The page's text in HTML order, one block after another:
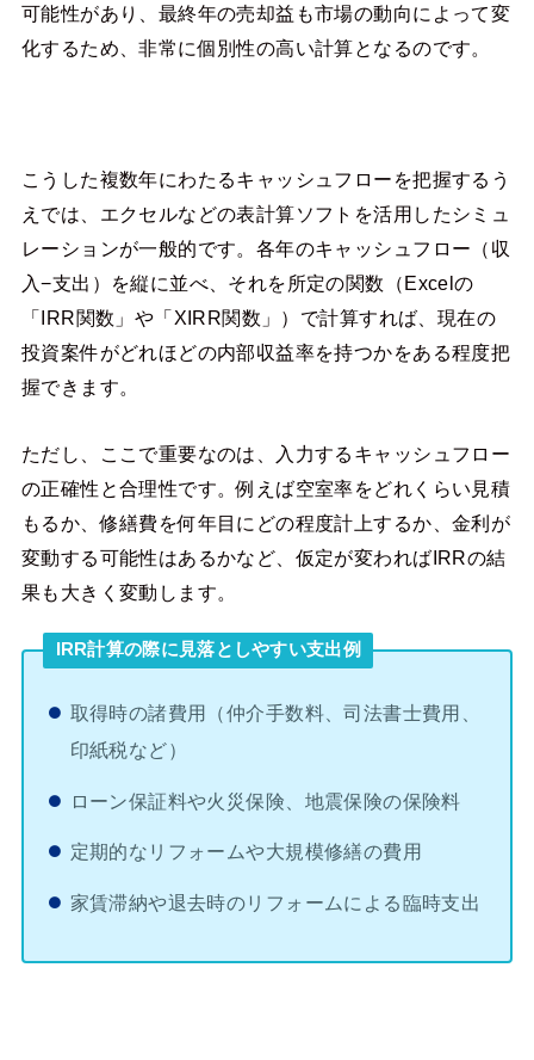
可能性があり、最終年の売却益も市場の動向によって変
化するため、非常に個別性の高い計算となるのです。
こうした複数年にわたるキャッシュフローを把握するう
えでは、エクセルなどの表計算ソフトを活用したシミュ
レーションが一般的です。各年のキャッシュフロー（収
入−支出）を縦に並べ、それを所定の関数（Excelの
「IRR関数」や「XIRR関数」）で計算すれば、現在の
投資案件がどれほどの内部収益率を持つかをある程度把
握できます。
ただし、ここで重要なのは、入力するキャッシュフロー
の正確性と合理性です。例えば空室率をどれくらい見積
もるか、修繕費を何年目にどの程度計上するか、金利が
変動する可能性はあるかなど、仮定が変わればIRRの結
果も大きく変動します。
IRR計算の際に見落としやすい支出例
取得時の諸費用（仲介手数料、司法書士費用、
印紙税など）
ローン保証料や火災保険、地震保険の保険料
定期的なリフォームや大規模修繕の費用
家賃滞納や退去時のリフォームによる臨時支出